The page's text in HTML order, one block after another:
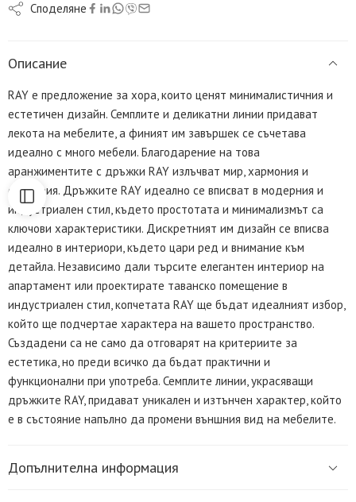
Споделяне
Описание
RAY е предложение за хора, които ценят минималистичния и
естетичен дизайн. Семплите и деликатни линии придават
лекота на мебелите, а финият им завършек се съчетава
идеално с много мебели. Благодарение на това
аранжиментите с дръжки RAY излъчват мир, хармония и
симетрия. Дръжките RAY идеално се вписват в модерния и
индустриален стил, където простотата и минимализмът са
ключови характеристики. Дискретният им дизайн се вписва
идеално в интериори, където цари ред и внимание към
детайла. Независимо дали търсите елегантен интериор на
апартамент или проектирате таванско помещение в
индустриален стил, копчетата RAY ще бъдат идеалният избор,
който ще подчертае характера на вашето пространство.
Създадени са не само да отговарят на критериите за
естетика, но преди всичко да бъдат практични и
функционални при употреба. Семплите линии, украсяващи
дръжките RAY, придават уникален и изтънчен характер, който
е в състояние напълно да промени външния вид на мебелите.
Допълнителна информация